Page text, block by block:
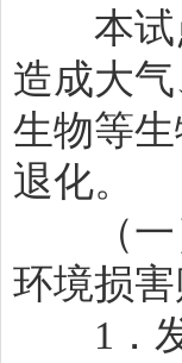
本试点
造成大
生物等
退化。
（一）
环境损害
1．发